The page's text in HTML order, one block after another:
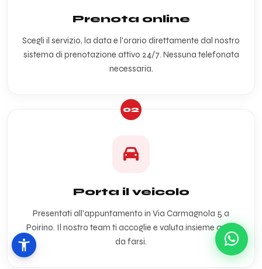
Prenota online
Scegli il servizio, la data e l'orario direttamente dal nostro
sistema di prenotazione attivo 24/7. Nessuna telefonata
necessaria.
02
Porta il veicolo
Presentati all'appuntamento in Via Carmagnola 5 a
Poirino. Il nostro team ti accoglie e valuta insieme a te il
da farsi.